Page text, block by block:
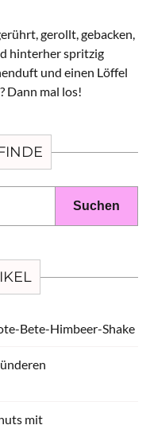
gerollt, gebacken,
hinterher spritzig
und einen Löffel
Dann mal los!
Bete-Himbeer-Shake
mit